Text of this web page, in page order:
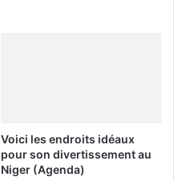
Voici les endroits idéaux
pour son divertissement au
Niger (Agenda)